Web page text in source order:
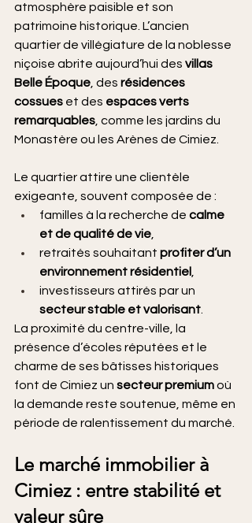
atmosphère paisible et son
patrimoine historique. L’ancien
quartier de villégiature de la noblesse
niçoise abrite aujourd’hui des villas
Belle Époque , des résidences
cossues et des espaces verts
remarquables , comme les jardins du
Monastère ou les Arènes de Cimiez.
Le quartier attire une clientèle
exigeante, souvent composée de :
familles à la recherche de calme
et de qualité de vie
retraités souhaitant profiter d’un
environnement résidentiel
investisseurs attirés par un
secteur stable et valorisant
La proximité du centre-ville, la
présence d’écoles réputées et le
charme de ses bâtisses historiques
font de Cimiez un secteur premium où
la demande reste soutenue, même en
période de ralentissement du marché.
Le marché immobilier à
Cimiez : entre stabilité et
valeur sûre